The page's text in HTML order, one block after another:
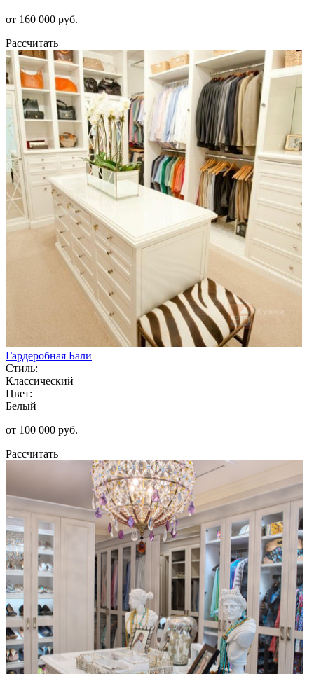
от 160 000 руб.
Рассчитать
Гардеробная Бали
Стиль:
Классический
Цвет:
Белый
от 100 000 руб.
Рассчитать